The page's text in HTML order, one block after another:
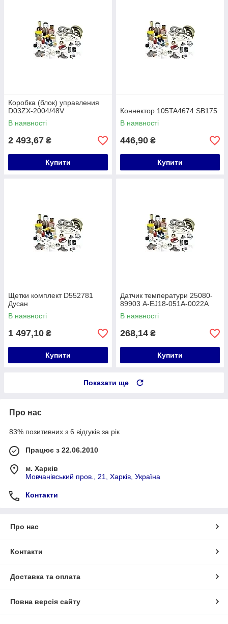
Коробка (блок) управления
D03ZX-2004/48V
В наявності
2 493,67 ₴
Купити
Коннектор 105TA4674 SB175
В наявності
446,90 ₴
Купити
Щетки комплект D552781
Дусан
В наявності
1 497,10 ₴
Купити
Датчик температури 25080-
89903 A-EJ18-051A-0022A
В наявності
268,14 ₴
Купити
Показати ще
Про нас
83% позитивних з 6 відгуків за рік
Працює з 22.06.2010
м. Харків
Мовчанівський пров., 21, Харків, Україна
Контакти
Про нас
Контакти
Доставка та оплата
Повна версія сайту